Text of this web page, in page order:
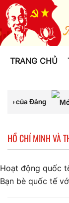
TRANG CHỦ
HỒ CHÍ MINH VÀ
Hoạt động quốc
Bạn bè quốc tế